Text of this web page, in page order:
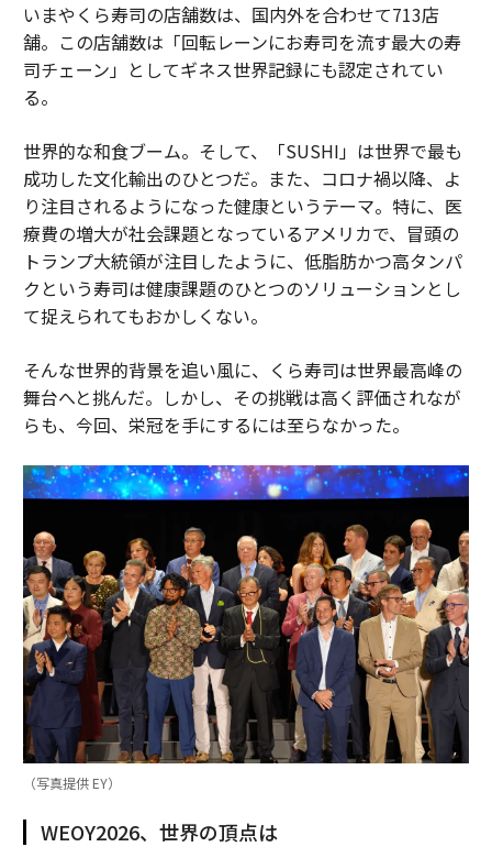
いまやくら寿司の店舗数は、国内外を合わせて713店
舗。この店舗数は「回転レーンにお寿司を流す最大の寿
司チェーン」としてギネス世界記録にも認定されてい
る。
世界的な和食ブーム。そして、「SUSHI」は世界で最も
成功した文化輸出のひとつだ。また、コロナ禍以降、よ
り注目されるようになった健康というテーマ。特に、医
療費の増大が社会課題となっているアメリカで、冒頭の
トランプ大統領が注目したように、低脂肪かつ高タンパ
クという寿司は健康課題のひとつのソリューションとし
て捉えられてもおかしくない。
そんな世界的背景を追い風に、くら寿司は世界最高峰の
舞台へと挑んだ。しかし、その挑戦は高く評価されなが
らも、今回、栄冠を手にするには至らなかった。
（写真提供 EY）
WEOY2026、世界の頂点は